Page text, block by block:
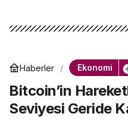
Haberler Ekonomi
Bitcoin’in
Seviyesi Geride